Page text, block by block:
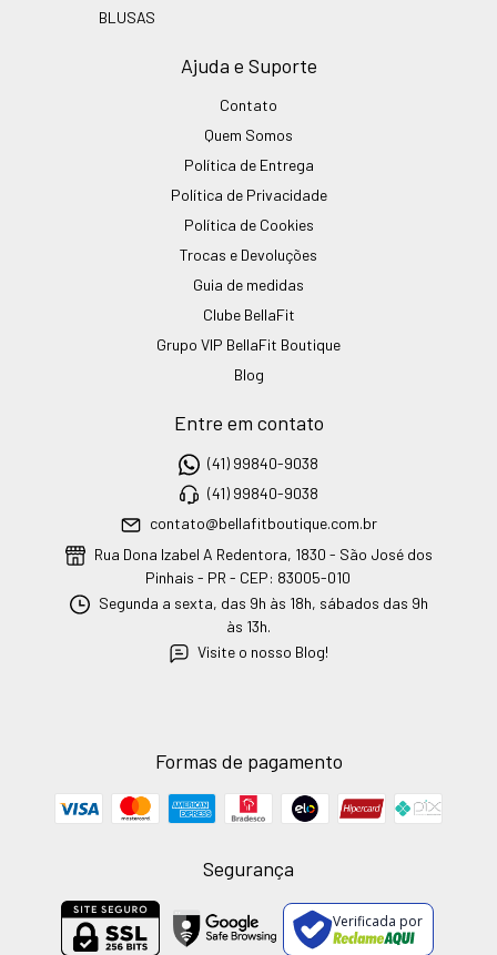
BLUSAS
Ajuda e Suporte
Contato
Quem Somos
Política de Entrega
Política de Privacidade
Política de Cookies
Trocas e Devoluções
Guia de medidas
Clube BellaFit
Grupo VIP BellaFit Boutique
Blog
Entre em contato
(41) 99840-9038
(41) 99840-9038
contato@bellafitboutique.com.br
Rua Dona Izabel A Redentora, 1830 - São José dos
Pinhais - PR - CEP: 83005-010
Segunda a sexta, das 9h às 18h, sábados das 9h
às 13h.
Visite o nosso Blog!
Formas de pagamento
Segurança
Verificada por